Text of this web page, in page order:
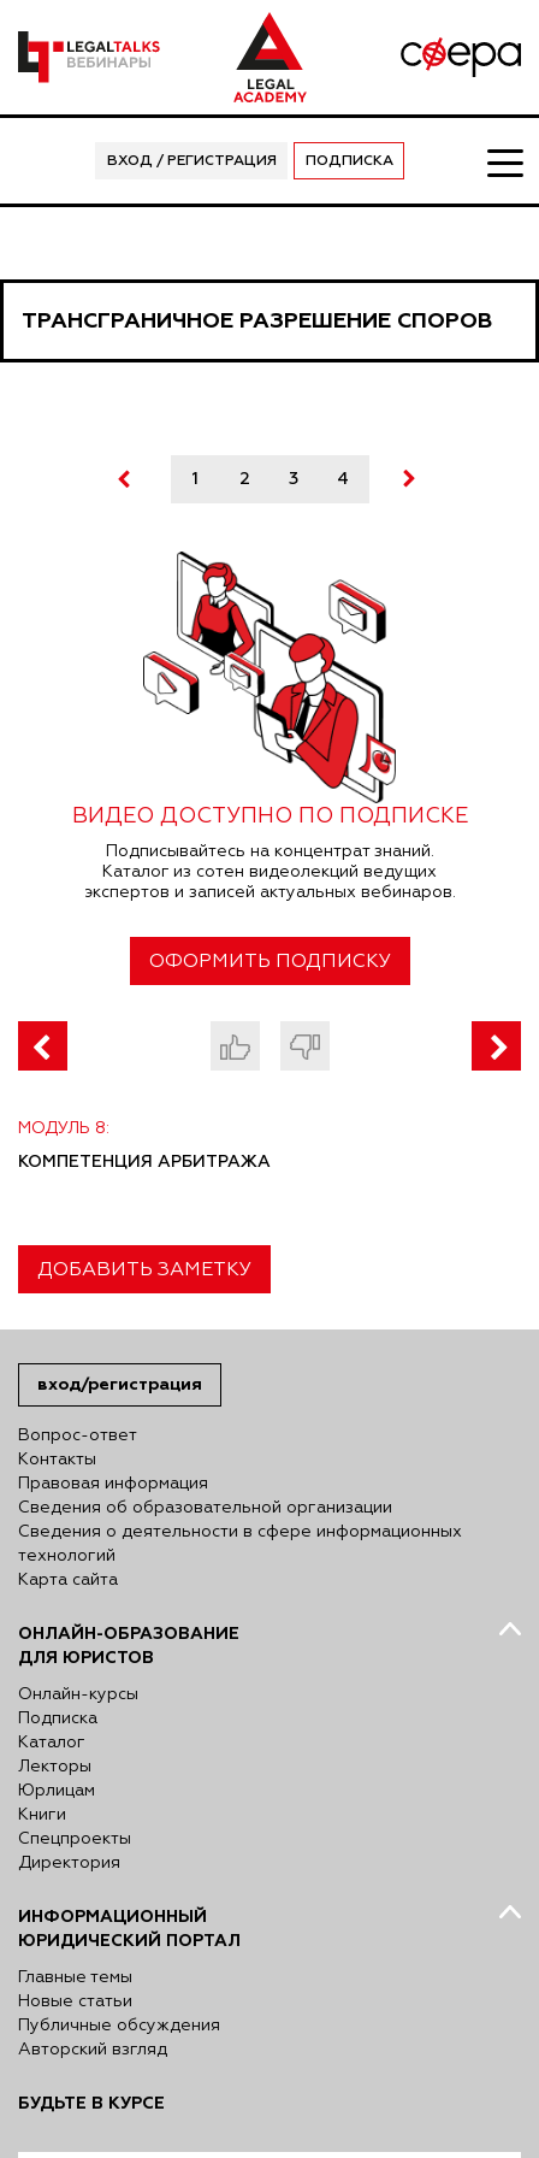
ВХОД / РЕГИСТРАЦИЯ ПОДПИСКА
ТРАНСГРАНИЧНОЕ РАЗРЕШЕНИЕ СПОРОВ
1 2 3 4
ВИДЕО ДОСТУПНО ПО ПОДПИСКЕ
Подписывайтесь на концентрат знаний.
Каталог из сотен видеолекций ведущих
экспертов и записей актуальных вебинаров.
ОФОРМИТЬ ПОДПИСКУ
МОДУЛЬ 8:
КОМПЕТЕНЦИЯ АРБИТРАЖА
ДОБАВИТЬ ЗАМЕТКУ
вход/регистрация
Вопрос-ответ
Контакты
Правовая информация
Сведения об образовательной организации
Сведения о деятельности в сфере информационных
технологий
Карта сайта
ОНЛАЙН-ОБРАЗОВАНИЕ
ДЛЯ ЮРИСТОВ
Онлайн-курсы
Подписка
Каталог
Лекторы
Юрлицам
Книги
Спецпроекты
Директория
ИНФОРМАЦИОННЫЙ
ЮРИДИЧЕСКИЙ ПОРТАЛ
Главные темы
Новые статьи
Публичные обсуждения
Авторский взгляд
БУДЬТЕ В КУРСЕ